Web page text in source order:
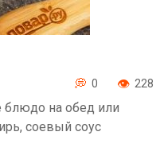
0 228
блюдо на обед или
соевый соус